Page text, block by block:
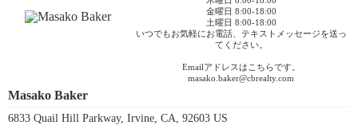
金曜日 8:00-18:00
土曜日 8:00-18:00
いつでもお気軽にお電話、テキストメッセージを送っ
てください。
Emailアドレスはこちらです。
masako.baker@cbrealty.com
Masako Baker
6833 Quail Hill Parkway, Irvine, CA, 92603 US